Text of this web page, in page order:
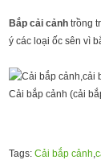
Bắp cải cảnh trồng
ý các loại ốc sên vì
Cải bắp cảnh (cải
Tags: Cải bắp cảnh,